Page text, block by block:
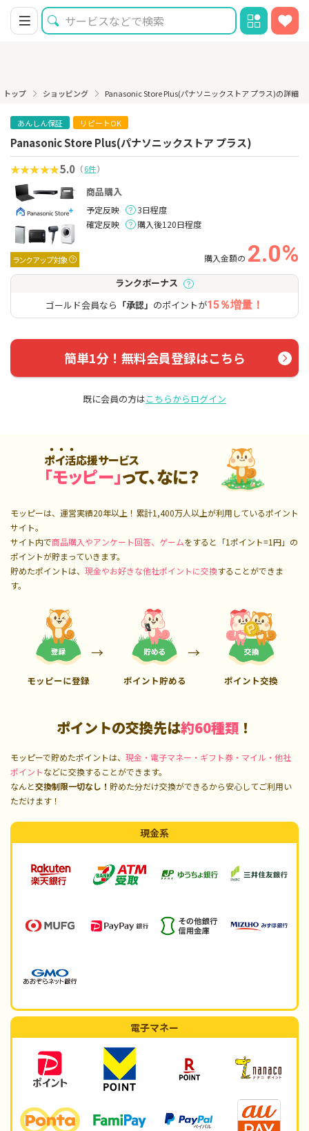
トップ ショッピング Panasonic Store Plus(パナソニックストア プラス)の詳細
あんしん保証 リピートOK
Panasonic Store Plus(パナソニックストア プラス)
5.0 （6件）
ランクアップ対象
商品購入
予定反映
3日程度
確定反映
購入後120日程度
購入金額の 2.0%
ランクボーナス
ゴールド会員なら 「承認」 のポイントが15％増量！
簡単1分！無料会員登録はこちら
既に会員の方はこちらからログイン
ポイ活応援サービス
「モッピー」って、なに？
モッピーは、運営実績20年以上！累計1,400万人以上が利用しているポイント
サイト。
サイト内で商品購入やアンケート回答、ゲームをすると「1ポイント=1円」の
ポイントが貯まっていきます。
貯めたポイントは、 現金やお好きな他社ポイントに交換することができま
す。
モッピーに登録 ポイント貯める ポイント交換
ポイントの交換先は約60種類 ！
モッピーで貯めたポイントは、 現金・電子マネー・ギフト券・マイル・他社
ポイントなどに交換することができます。
なんと交換制限一切なし！ 貯めた分だけ交換ができるから安心してご利用い
ただけます！
現金系
電子マネー